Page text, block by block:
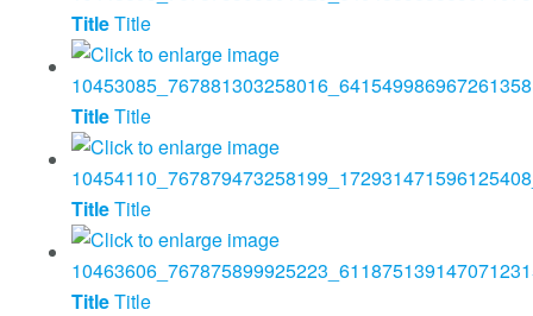
TitleTitle
TitleTitle
TitleTitle
TitleTitle